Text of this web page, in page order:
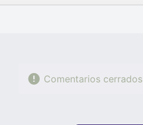
FACEBOOK
TWITTERFLIPBOARD
E-
WHATSAPP
Comentarios cerrados